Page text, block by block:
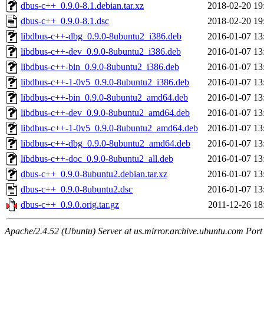
dbus-c++_0.9.0-8.1.debian.tar.xz
2018-02-20
dbus-c++_0.9.0-8.1.dsc
2018-02-20
libdbus-c++-dbg_0.9.0-8ubuntu2_i386.deb
2016-01-07
libdbus-c++-dev_0.9.0-8ubuntu2_i386.deb
2016-01-07
libdbus-c++-bin_0.9.0-8ubuntu2_i386.deb
2016-01-07
libdbus-c++-1-0v5_0.9.0-8ubuntu2_i386.deb
2016-01-07
libdbus-c++-bin_0.9.0-8ubuntu2_amd64.deb
2016-01-07
libdbus-c++-dev_0.9.0-8ubuntu2_amd64.deb
2016-01-07
libdbus-c++-1-0v5_0.9.0-8ubuntu2_amd64.deb
2016-01-07
libdbus-c++-dbg_0.9.0-8ubuntu2_amd64.deb
2016-01-07
libdbus-c++-doc_0.9.0-8ubuntu2_all.deb
2016-01-07
dbus-c++_0.9.0-8ubuntu2.debian.tar.xz
2016-01-07
dbus-c++_0.9.0-8ubuntu2.dsc
2016-01-07
dbus-c++_0.9.0.orig.tar.gz
2011-12-26
Apache/2.4.52 (Ubuntu) Server at us.mirror.archive.ubuntu.com Port